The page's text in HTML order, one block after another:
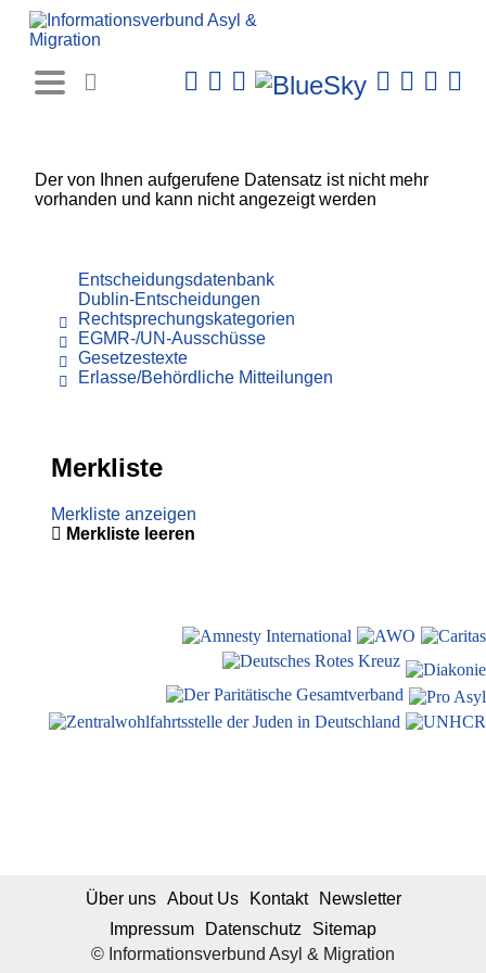
Der von Ihnen aufgerufene Datensatz ist nicht mehr
vorhanden und kann nicht angezeigt werden
Entscheidungsdatenbank
Dublin-Entscheidungen
Rechtsprechungskategorien
EGMR-/UN-Ausschüsse
Gesetzestexte
Erlasse/Behördliche Mitteilungen
Merkliste
Merkliste anzeigen
Merkliste leeren
© Informationsverbund Asyl & Migration
Über uns About Us Kontakt
Newsletter
Impressum
Datenschutz Sitemap